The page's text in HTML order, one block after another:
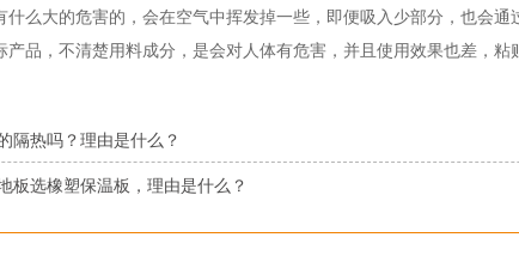
么大的危害的，会在空气中挥发掉一些，即便吸入少部分，也会
品，不清楚用料成分，是会对人体有危害，并且使用效果也差，粘
隔热吗？理由是什么？
板选橡塑保温板，理由是什么？